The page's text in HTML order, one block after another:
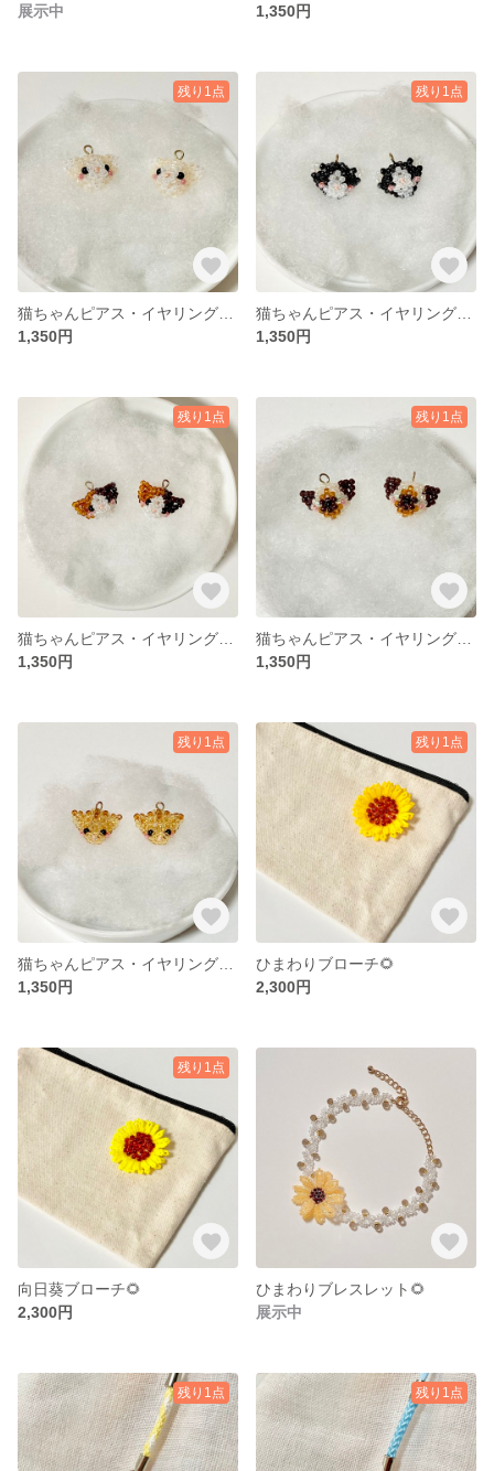
展示中
1,350円
残り1点
1,350円
残り1点
1,350円
残り1点
1,350円
残り1点
1,350円
残り1点
1,350円
残り1点
ひまわりブローチ🌻
2,300円
残り1点
向日葵ブローチ🌻
2,300円
ひまわりブレスレット🌻
展示中
残り1点 残り1点